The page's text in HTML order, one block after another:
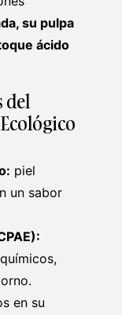
su pulpa
ácido
del
piel
un sabor
en su